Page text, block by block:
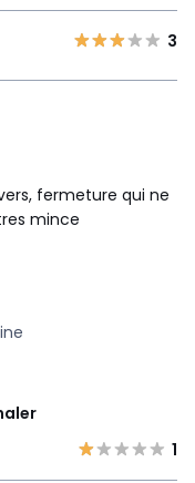
3
fermeture qui ne
mince
1